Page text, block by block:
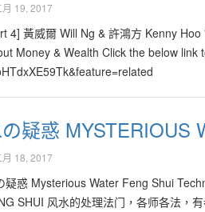
19, 2017
4] 黃威爾 Will Ng & 許鴻方 Kenny
Money & Wealth Click the below
疑惑 MYSTERIOUS
18, 2017
疑惑 Mysterious Water Feng Shui
SHUI 风水的处理法门，各师各法，